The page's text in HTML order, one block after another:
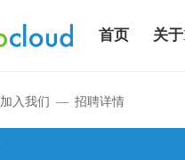
首页 关
加入我们 — 招聘详情